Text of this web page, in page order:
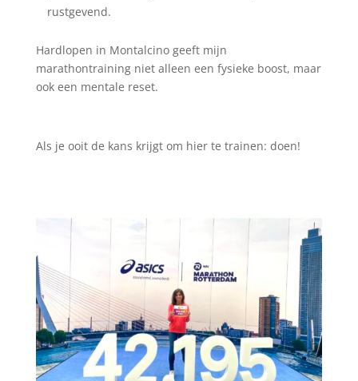
rustgevend.
Hardlopen in Montalcino geeft mijn
marathontraining niet alleen een fysieke boost, maar
ook een mentale reset.
Als je ooit de kans krijgt om hier te trainen: doen!